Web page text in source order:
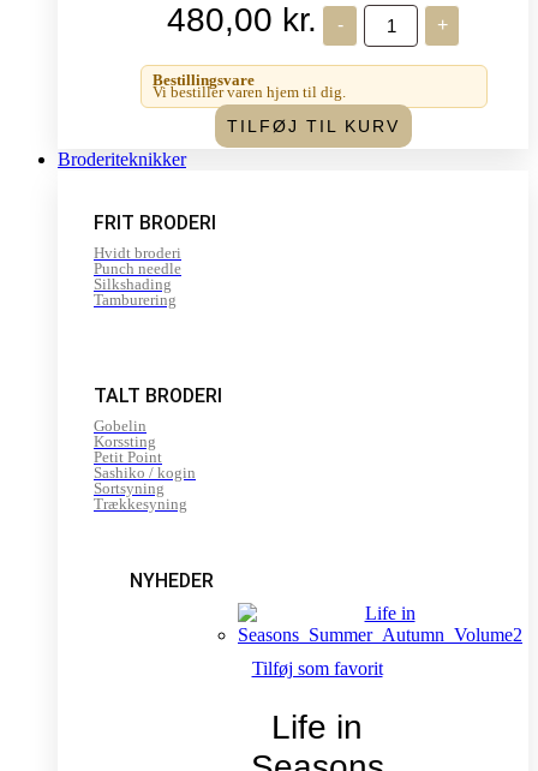
480,00 kr. -
Haandarbejdets
Fremme
-
Tusindfryd
VO
antal
+
Bestillingsvare
Vi bestiller varen hjem til dig.
TILFØJ TIL KURV
Broderiteknikker
FRIT BRODERI
Hvidt broderi
Punch needle
Silkshading
Tamburering
TALT BRODERI
Gobelin
Korssting
Petit Point
Sashiko / kogin
Sortsyning
Trækkesyning
NYHEDER
Tilføj som favorit
Life in